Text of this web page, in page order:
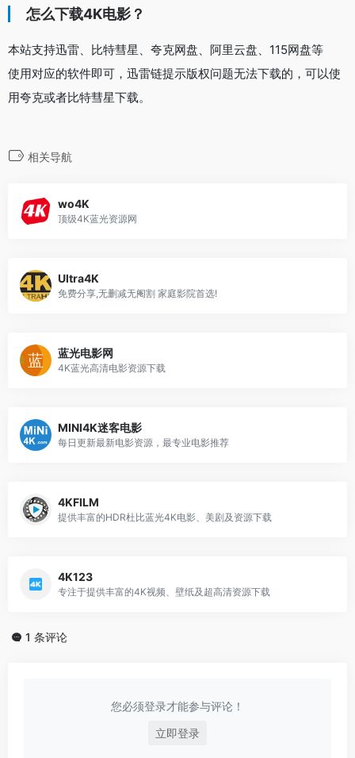
怎么下载4K电影？
本站支持迅雷、比特彗星、夸克网盘、阿里云盘、115网盘等
使用对应的软件即可，迅雷链提示版权问题无法下载的，可以使
用夸克或者比特彗星下载。
相关导航
wo4K
顶级4K蓝光资源网
Ultra4K
免费分享,无删减无阉割 家庭影院首选!
蓝光电影网
4K蓝光高清电影资源下载
MINI4K迷客电影
每日更新最新电影资源，最专业电影推荐
4KFILM
提供丰富的HDR杜比蓝光4K电影、美剧及资源下载
4K123
专注于提供丰富的4K视频、壁纸及超高清资源下载
1 条评论
您必须登录才能参与评论！
立即登录